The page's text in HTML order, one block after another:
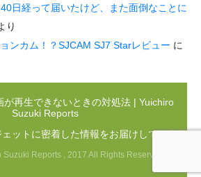
日経って届いたけど、また面倒なことに
り
ンカム！？SJCAM SJ7 Starレビュー に
が再生できないときの対処法 | Yuichiro
Suzuki Reports
ットに密着した情報をお届けしています
Reports , 2017 All Rights Reserved.